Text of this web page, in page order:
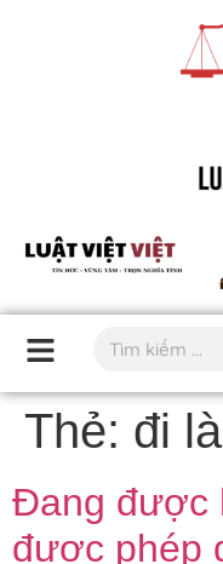
Thẻ: đi
Đang được
được phép